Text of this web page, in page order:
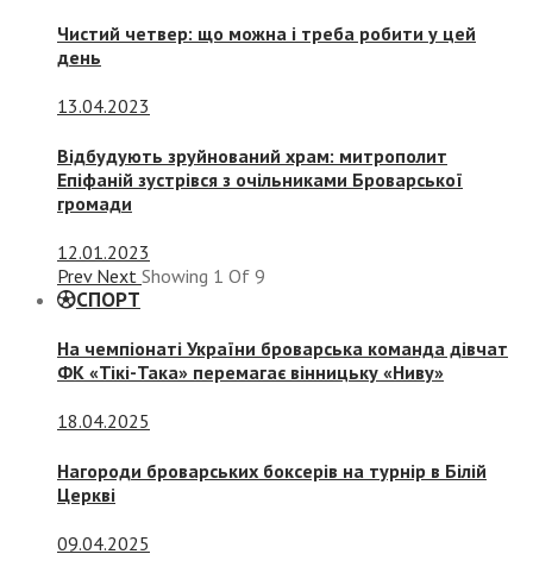
Чистий четвер: що можна і треба робити у цей
день
13.04.2023
Відбудують зруйнований храм: митрополит
Епіфаній зустрівся з очільниками Броварської
громади
12.01.2023
Prev Next Showing 1 Of 9
СПОРТ
На чемпіонаті України броварська команда дівчат
ФК «Тікі-Така» перемагає вінницьку «Ниву»
18.04.2025
Нагороди броварських боксерів на турнір в Білій
Церкві
09.04.2025